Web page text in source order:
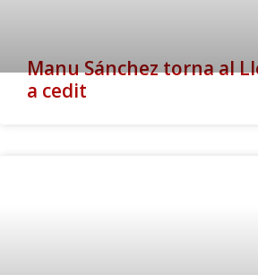
Manu Sánchez torna al
a cedit